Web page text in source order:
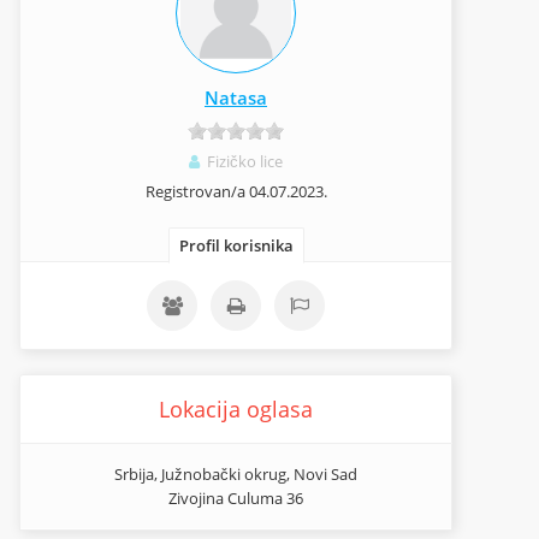
Natasa
Fizičko lice
Registrovan/a 04.07.2023.
Profil korisnika
Lokacija oglasa
Srbija, Južnobački okrug, Novi Sad
Zivojina Culuma 36